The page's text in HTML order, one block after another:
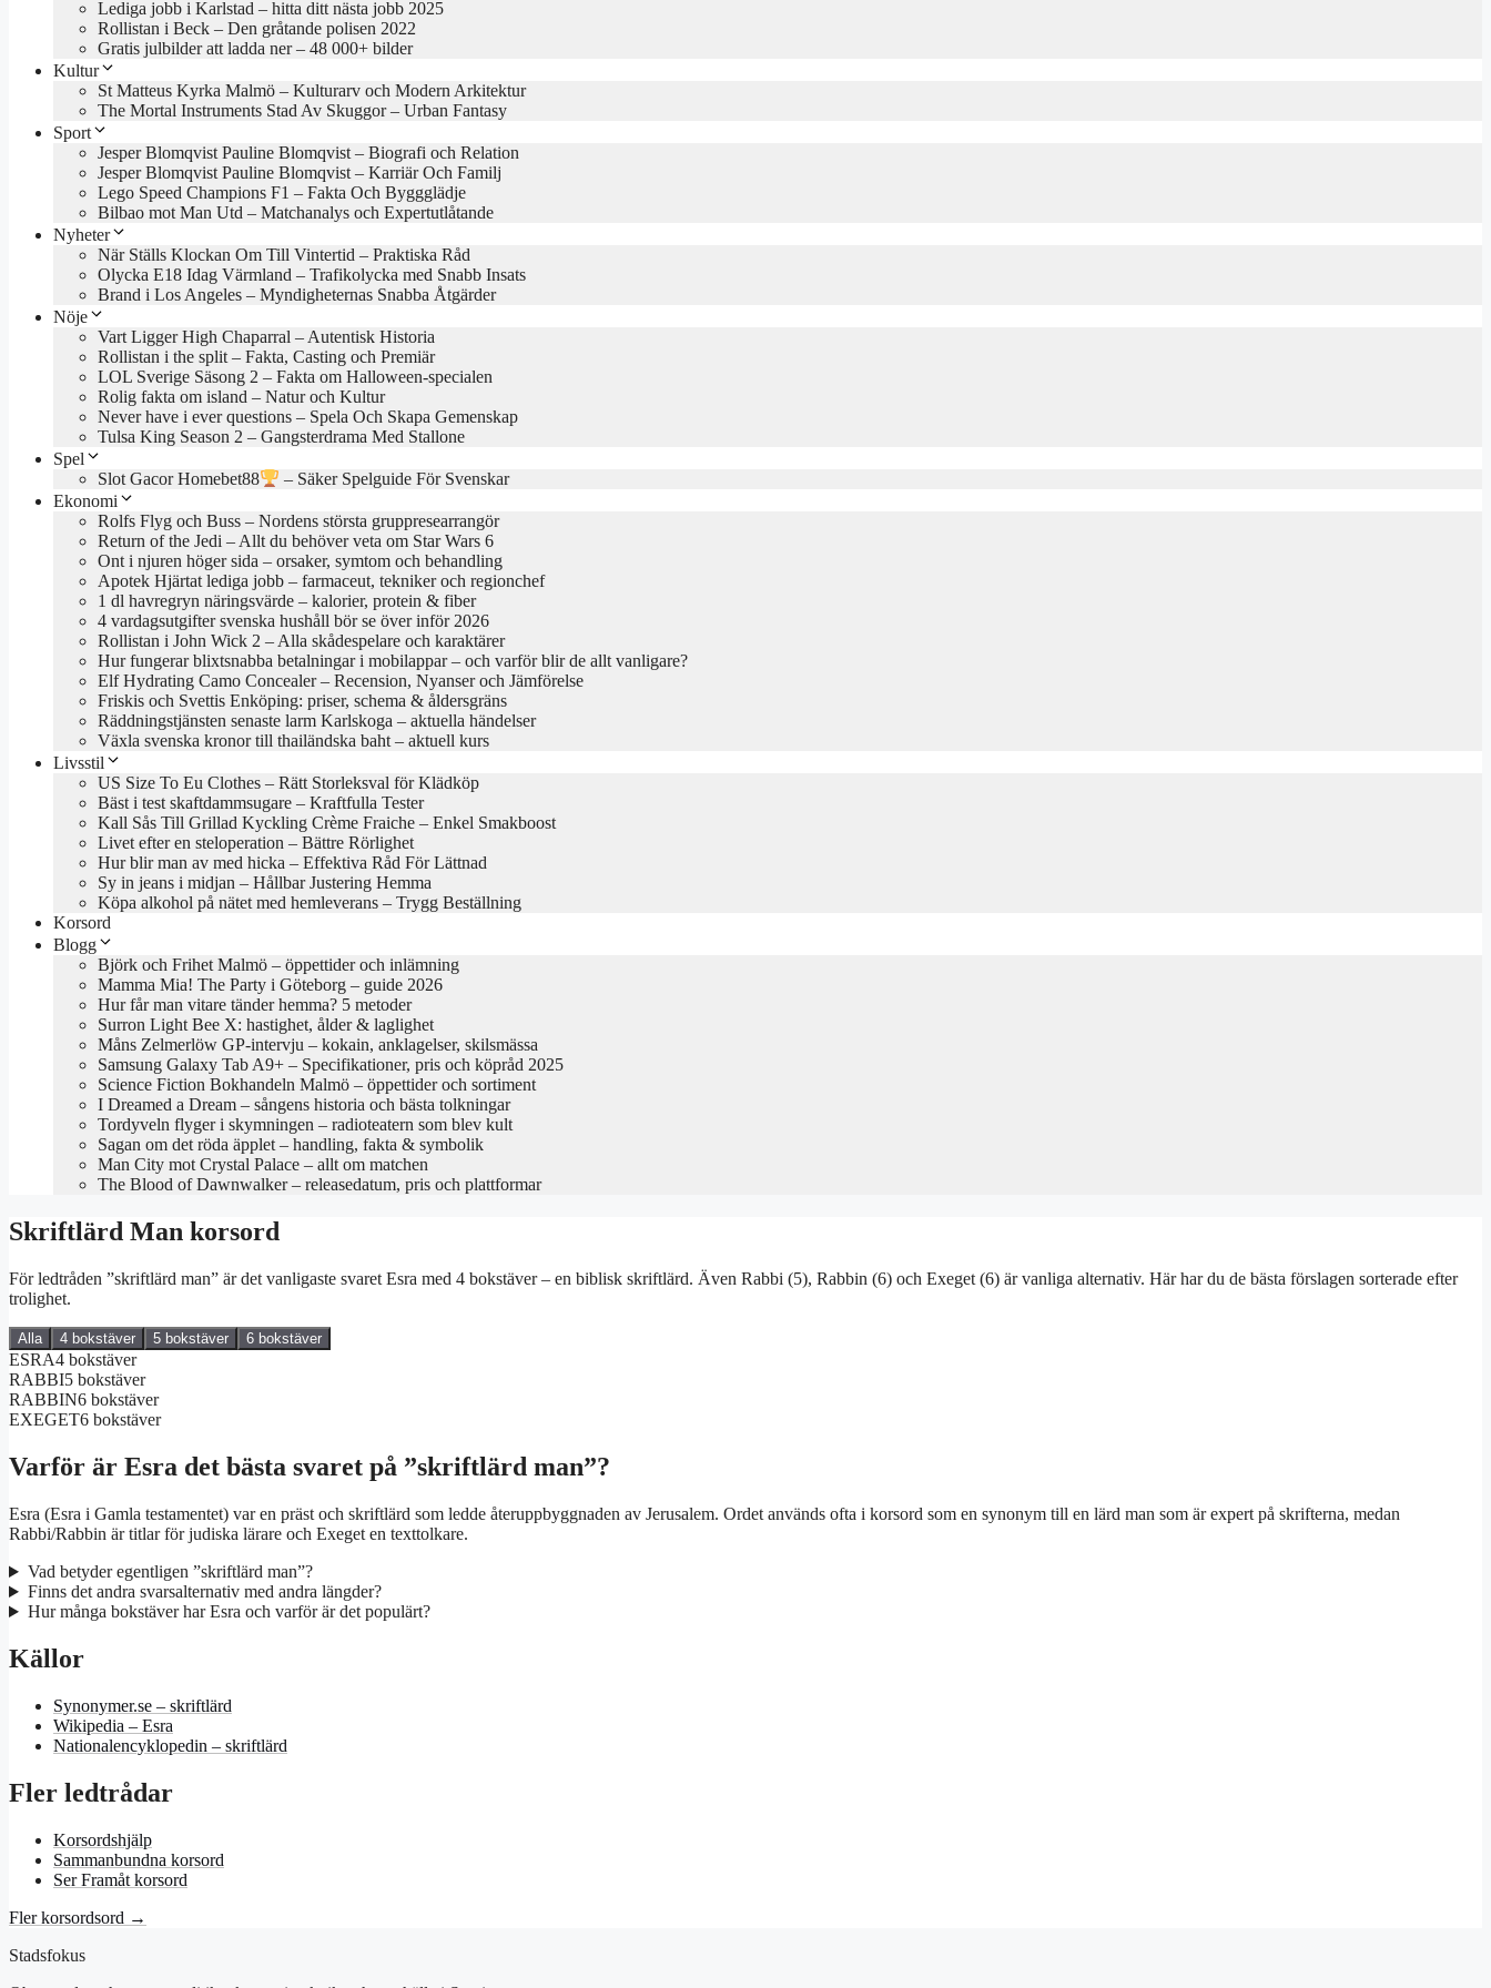
Lediga jobb i Karlstad – hitta ditt nästa jobb 2025
Rollistan i Beck – Den gråtande polisen 2022
Gratis julbilder att ladda ner – 48 000+ bilder
Kultur
St Matteus Kyrka Malmö – Kulturarv och Modern Arkitektur
The Mortal Instruments Stad Av Skuggor – Urban Fantasy
Sport
Jesper Blomqvist Pauline Blomqvist – Biografi och Relation
Jesper Blomqvist Pauline Blomqvist – Karriär Och Familj
Lego Speed Champions F1 – Fakta Och Byggglädje
Bilbao mot Man Utd – Matchanalys och Expertutlåtande
Nyheter
När Ställs Klockan Om Till Vintertid – Praktiska Råd
Olycka E18 Idag Värmland – Trafikolycka med Snabb Insats
Brand i Los Angeles – Myndigheternas Snabba Åtgärder
Nöje
Vart Ligger High Chaparral – Autentisk Historia
Rollistan i the split – Fakta, Casting och Premiär
LOL Sverige Säsong 2 – Fakta om Halloween-specialen
Rolig fakta om island – Natur och Kultur
Never have i ever questions – Spela Och Skapa Gemenskap
Tulsa King Season 2 – Gangsterdrama Med Stallone
Spel
Slot Gacor Homebet88
– Säker Spelguide För Svenskar
Ekonomi
Rolfs Flyg och Buss – Nordens största gruppresearrangör
Return of the Jedi – Allt du behöver veta om Star Wars 6
Ont i njuren höger sida – orsaker, symtom och behandling
Apotek Hjärtat lediga jobb – farmaceut, tekniker och regionchef
1 dl havregryn näringsvärde – kalorier, protein & fiber
4 vardagsutgifter svenska hushåll bör se över inför 2026
Rollistan i John Wick 2 – Alla skådespelare och karaktärer
Hur fungerar blixtsnabba betalningar i mobilappar – och varför blir de allt vanligare?
Elf Hydrating Camo Concealer – Recension, Nyanser och Jämförelse
Friskis och Svettis Enköping: priser, schema & åldersgräns
Räddningstjänsten senaste larm Karlskoga – aktuella händelser
Växla svenska kronor till thailändska baht – aktuell kurs
Livsstil
US Size To Eu Clothes – Rätt Storleksval för Klädköp
Bäst i test skaftdammsugare – Kraftfulla Tester
Kall Sås Till Grillad Kyckling Crème Fraiche – Enkel Smakboost
Livet efter en steloperation – Bättre Rörlighet
Hur blir man av med hicka – Effektiva Råd För Lättnad
Sy in jeans i midjan – Hållbar Justering Hemma
Köpa alkohol på nätet med hemleverans – Trygg Beställning
Korsord
Blogg
Björk och Frihet Malmö – öppettider och inlämning
Mamma Mia! The Party i Göteborg – guide 2026
Hur får man vitare tänder hemma? 5 metoder
Surron Light Bee X: hastighet, ålder & laglighet
Måns Zelmerlöw GP-intervju – kokain, anklagelser, skilsmässa
Samsung Galaxy Tab A9+ – Specifikationer, pris och köpråd 2025
Science Fiction Bokhandeln Malmö – öppettider och sortiment
I Dreamed a Dream – sångens historia och bästa tolkningar
Tordyveln flyger i skymningen – radioteatern som blev kult
Sagan om det röda äpplet – handling, fakta & symbolik
Man City mot Crystal Palace – allt om matchen
The Blood of Dawnwalker – releasedatum, pris och plattformar
Skriftlärd Man korsord
För ledtråden ”skriftlärd man” är det vanligaste svaret Esra med 4 bokstäver – en biblisk skriftlärd. Även Rabbi (5), Rabbin (6) och Exeget (6) är vanliga alternativ. Här har du de bästa förslagen sorterade efter
trolighet.
Alla 4 bokstäver 5 bokstäver 6 bokstäver
ESRA4 bokstäver
RABBI5 bokstäver
RABBIN6 bokstäver
EXEGET6 bokstäver
Varför är Esra det bästa svaret på ”skriftlärd man”?
Esra (Esra i Gamla testamentet) var en präst och skriftlärd som ledde återuppbyggnaden av Jerusalem. Ordet används ofta i korsord som en synonym till en lärd man som är expert på skrifterna, medan
Rabbi/Rabbin är titlar för judiska lärare och Exeget en texttolkare.
Vad betyder egentligen ”skriftlärd man”?
Finns det andra svarsalternativ med andra längder?
Hur många bokstäver har Esra och varför är det populärt?
Källor
Synonymer.se – skriftlärd
Wikipedia – Esra
Nationalencyklopedin – skriftlärd
Fler ledtrådar
Korsordshjälp
Sammanbundna korsord
Ser Framåt korsord
Fler korsordsord →
Stadsfokus